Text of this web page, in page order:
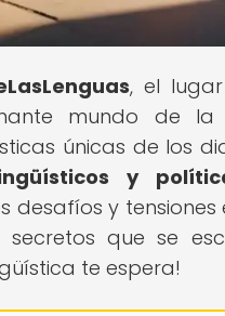
, el
mundo de
únicas de los
y
desafíos y
que se
te espera!